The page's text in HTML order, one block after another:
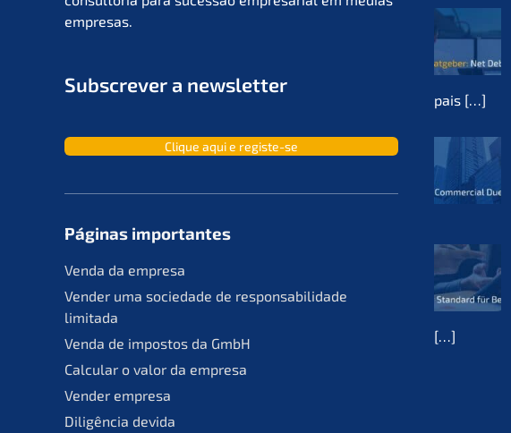
empresas.
Subscrever a newsletter
Clique aqui e registe-se
Páginas importan­tes
Venda da empresa
Vender uma socie­da­de de responsa­bil­ida­de
limitada
Venda de impos­tos da GmbH
Calcu­lar o valor da empresa
Vender empre­sa
Diligên­cia devida
pais […]
[…]